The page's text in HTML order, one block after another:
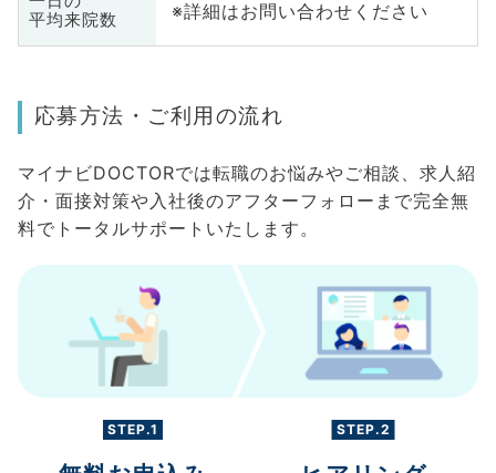
平均来院数
※詳細はお問い合わせください
応募方法・ご利用の流れ
マイナビDOCTORでは転職のお悩みやご相談、求人紹
介・面接対策や入社後のアフターフォローまで完全無
料でトータルサポートいたします。
STEP.1 STEP.2